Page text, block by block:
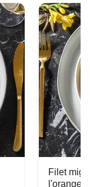
Filet
l'orange